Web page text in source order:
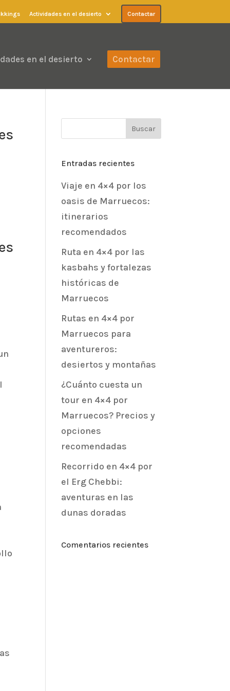
Actividades en el desierto Contactar
en el desierto Contactar
Entradas recientes
Viaje en 4×4 por los
oasis de Marruecos:
itinerarios
recomendados
Ruta en 4×4 por las
kasbahs y fortalezas
históricas de
Marruecos
Rutas en 4×4 por
Marruecos para
aventureros:
desiertos y montañas
¿Cuánto cuesta un
tour en 4×4 por
Marruecos? Precios y
opciones
recomendadas
Recorrido en 4×4 por
el Erg Chebbi:
aventuras en las
dunas doradas
Comentarios recientes